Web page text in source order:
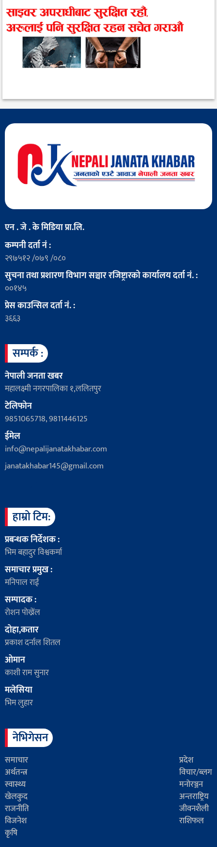
एन . जे . के मिडिया प्रा.लि.
कम्पनी दर्ता नं :
२९७५१२ /०७९ /०८०
सुचना तथा प्रशारण विभाग सञ्चार रजिष्ट्रारको कार्यालय दर्ता नं. :
००१४५
प्रेस काउन्सिल दर्ता नं. :
३६६३
सम्पर्क :
नेपाली जनता खबर
महालक्ष्मी नगरपालिका १,ललितपुर
टेलिफोन
9851065718, 9811446125
ईमेल
info@nepalijanatakhabar.com
janatakhabar145@gmail.com
हाम्रो टिम:
प्रबन्धक निर्देशक :
भिम बहादुर विश्वकर्मा
समाचार प्रमुख :
मनिपाल राई
सम्पादक :
रोशन पोख्रेंल
दोहा,कतार
प्रकाश दर्नाल शितल
ओमान
काशी राम सुनार
मलेसिया
भिम लुहार
नेभिगेसन
समाचार
प्रदेश
अर्थतन्त्र
विचार/ब्लग
स्वास्थ्य
मनोरञ्जन
खेलकुद
अन्तराष्ट्रिय
राजनीति
जीवनशैली
विजनेश
राशिफल
कृषि